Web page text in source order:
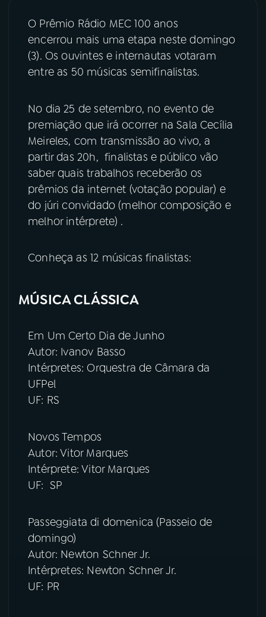
06 VIDEOCASTS
07ÚLTIMAS
08PRÊMIO RÁDIO MEC
YouTube Facebook
Instagram X
O Prêmio Rádio MEC 100 anos
encerrou mais uma etapa neste domingo
(3). Os ouvintes e internautas votaram
entre as 50 músicas semifinalistas.
No dia 25 de setembro, no evento de
premiação que irá ocorrer na Sala Cecília
Meireles, com transmissão ao vivo, a
partir das 20h, finalistas e público vão
saber quais trabalhos receberão os
prêmios da internet (votação popular) e
do júri convidado (melhor composição e
melhor intérprete) .
Conheça as 12 músicas finalistas:
MÚSICA CLÁSSICA
Em Um Certo Dia de Junho
Autor: Ivanov Basso
Intérpretes: Orquestra de Câmara da
UFPel
UF: RS
Novos Tempos
Autor: Vitor Marques
Intérprete: Vitor Marques
UF: SP
Passeggiata di domenica (Passeio de
domingo)
Autor: Newton Schner Jr.
Intérpretes: Newton Schner Jr.
UF: PR